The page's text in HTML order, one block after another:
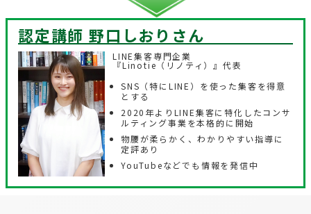
認定講師 野口しおり さん
LINE集客専門企業
『Linotie（リノティ）』代表
SNS（特にLINE）を使った集客を得意
とする
2020年よりLINE集客に特化したコンサ
ルティング事業を本格的に開始
物腰が柔らかく、わかりやすい指導に
定評あり
YouTubeなどでも情報を発信中